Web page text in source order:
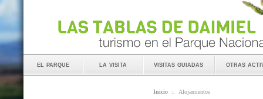
el parque la visita visitas guiadas otras
Inicio :: Alojamientos